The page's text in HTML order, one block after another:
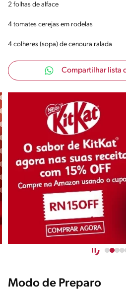
2 folhas de alface
4 tomates cerejas em rodelas
4 colheres (sopa) de cenoura ralada
Compartilhar lista
Modo de Preparo